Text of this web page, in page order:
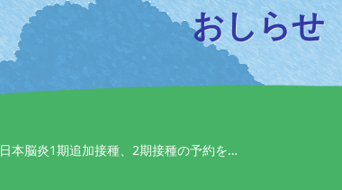
おしらせ
日本脳炎1期追加接種、2期接種の予約を…